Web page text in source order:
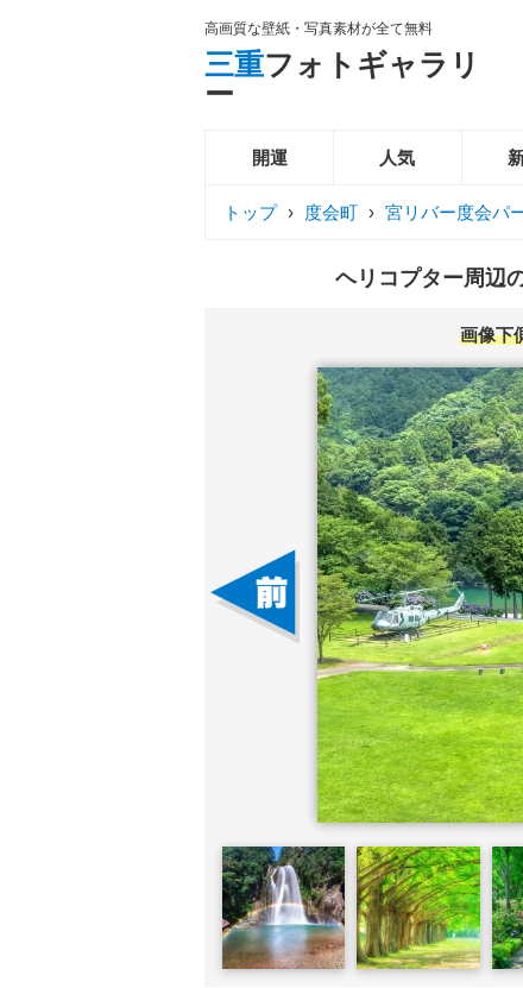
高画質な壁紙・写真素材が全て無料
三重フォトギャラリ
ー
開運 人気
トップ › 度会町 › 宮リバー度会パ
ヘリコプター周辺
画像下